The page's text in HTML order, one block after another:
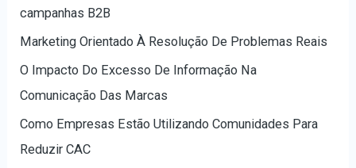
:
campanhas B2B
Marketing Orientado À Resolução De Problemas Reais
O Impacto Do Excesso De Informação Na
Comunicação Das Marcas
Como Empresas Estão Utilizando Comunidades Para
Reduzir CAC